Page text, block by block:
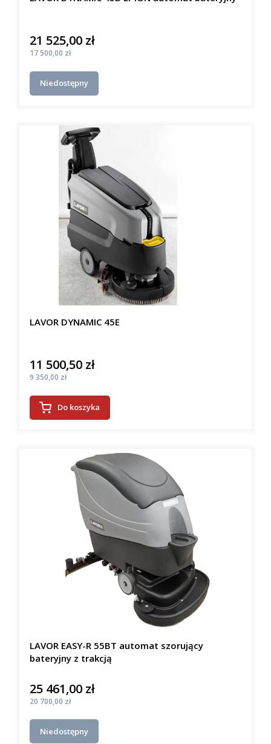
Cena
21 525,00 zł
Cena
17 500,00 zł
Niedostępny
LAVOR DYNAMIC 45E
Cena
11 500,50 zł
Cena
9 350,00 zł
Do koszyka
LAVOR EASY-R 55BT automat szorujący
bateryjny z trakcją
Cena
25 461,00 zł
Cena
20 700,00 zł
Niedostępny